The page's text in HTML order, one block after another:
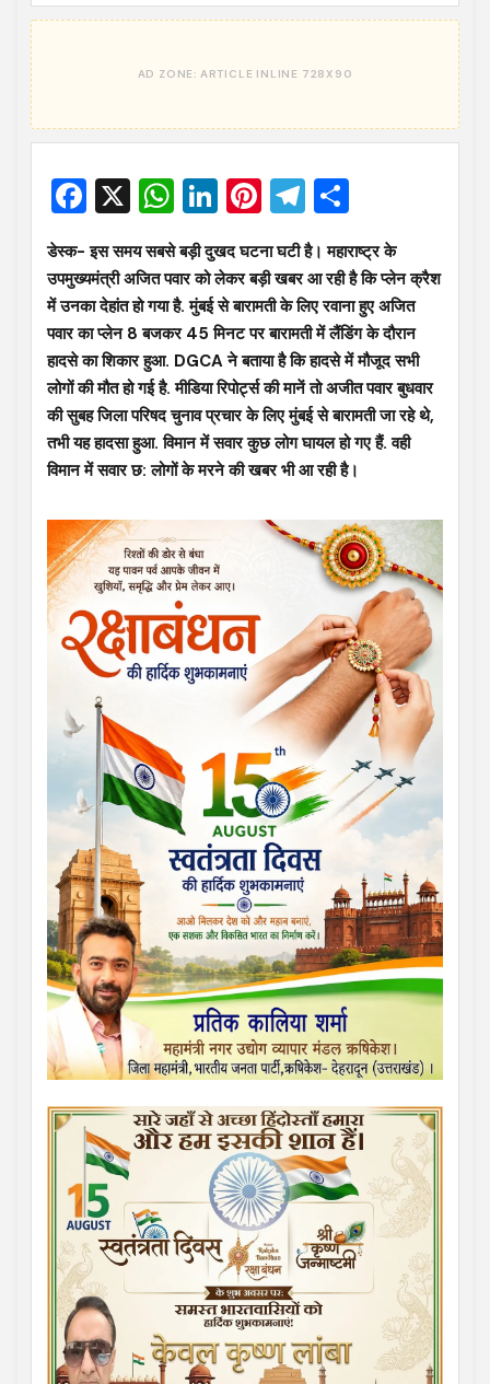
Facebook
X WhatsApp
LinkedIn
Pinterest
Telegram
डेस्क- इस समय सबसे बड़ी दुखद घटना घटी है। महाराष्ट्र के
उपमुख्यमंत्री अजित पवार को लेकर बड़ी खबर आ रही है कि प्लेन क्रैश
में उनका देहांत हो गया है. मुंबई से बारामती के लिए रवाना हुए अजित
पवार का प्लेन 8 बजकर 45 मिनट पर बारामती में लैंडिंग के दौरान
हादसे का शिकार हुआ. DGCA ने बताया है कि हादसे में मौजूद सभी
लोगों की मौत हो गई है. मीडिया रिपोर्ट्स की मानें तो अजीत पवार बुधवार
की सुबह जिला परिषद चुनाव प्रचार के लिए मुंबई से बारामती जा रहे थे,
तभी यह हादसा हुआ. विमान में सवार कुछ लोग घायल हो गए हैं. वही
विमान में सवार छ: लोगों के मरने की खबर भी आ रही है।